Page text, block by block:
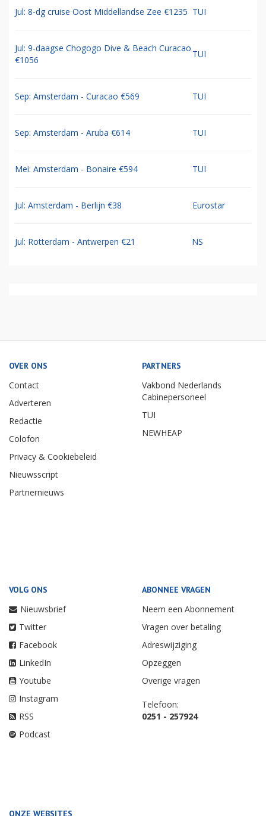
Jul: 8-dg cruise Oost Middellandse Zee €1235 TUI
Jul: 9-daagse Chogogo Dive & Beach Curacao
€1056
TUI
Sep: Amsterdam - Curacao €569 TUI
Sep: Amsterdam - Aruba €614 TUI
Mei: Amsterdam - Bonaire €594 TUI
Jul: Amsterdam - Berlijn €38 Eurostar
Jul: Rotterdam - Antwerpen €21 NS
OVER ONS
Contact
Adverteren
Redactie
Colofon
Privacy & Cookiebeleid
Nieuwsscript
Partnernieuws
PARTNERS
Vakbond Nederlands
Cabinepersoneel
TUI
NEWHEAP
VOLG ONS
Nieuwsbrief
Twitter
Facebook
LinkedIn
Youtube
Instagram
RSS
Podcast
ABONNEE VRAGEN
Neem een Abonnement
Vragen over betaling
Adreswijziging
Opzeggen
Overige vragen
Telefoon:
0251 - 257924
ONZE WEBSITES